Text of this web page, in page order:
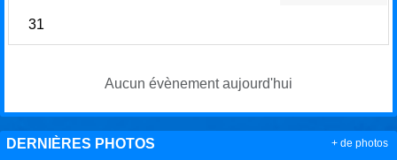
31
Aucun évènement aujourd'hui
DERNIÈRES PHOTOS + de photos